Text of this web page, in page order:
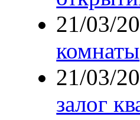
21/03/
комнаты
21/03/
залог